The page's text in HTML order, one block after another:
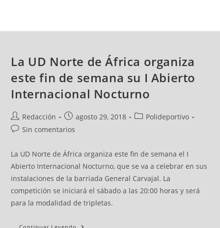
La UD Norte de África organiza
este fin de semana su I Abierto
Internacional Nocturno
Redacción agosto 29, 2018
Polideportivo
Sin comentarios
La UD Norte de África organiza este fin de semana el I
Abierto Internacional Nocturno, que se va a celebrar en sus
instalaciones de la barriada General Carvajal. La
competición se iniciará el sábado a las 20:00 horas y será
para la modalidad de tripletas.